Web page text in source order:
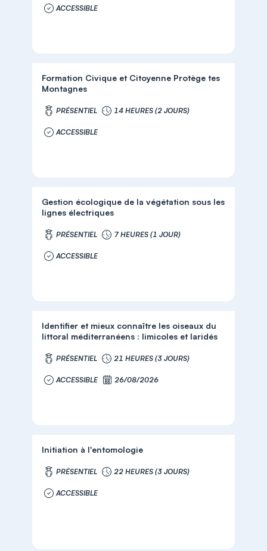
ACCESSIBLE
Formation Civique et Citoyenne Protège tes
Montagnes
PRÉSENTIEL 14 HEURES (2 JOURS)
ACCESSIBLE
Gestion écologique de la végétation sous les
lignes électriques
PRÉSENTIEL 7 HEURES (1 JOUR)
ACCESSIBLE
Identifier et mieux connaître les oiseaux du
littoral méditerranéens : limicoles et laridés
PRÉSENTIEL 21 HEURES (3 JOURS)
ACCESSIBLE 26/08/2026
Initiation à l'entomologie
PRÉSENTIEL 22 HEURES (3 JOURS)
ACCESSIBLE